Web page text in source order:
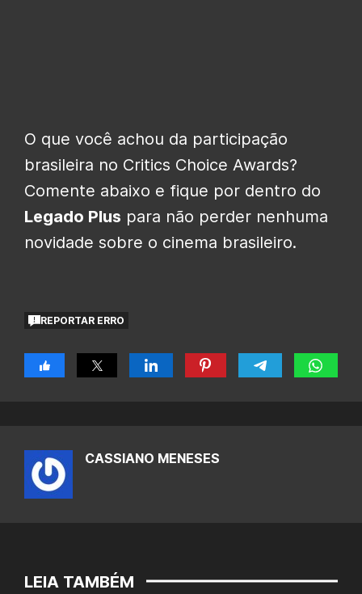
O que você achou da participação
brasileira no Critics Choice Awards?
Comente abaixo e fique por dentro do
Legado Plus para não perder nenhuma
novidade sobre o cinema brasileiro.
REPORTAR ERRO
CASSIANO MENESES
LEIA TAMBÉM